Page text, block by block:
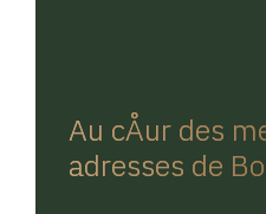
Au cÅur des
adresses de